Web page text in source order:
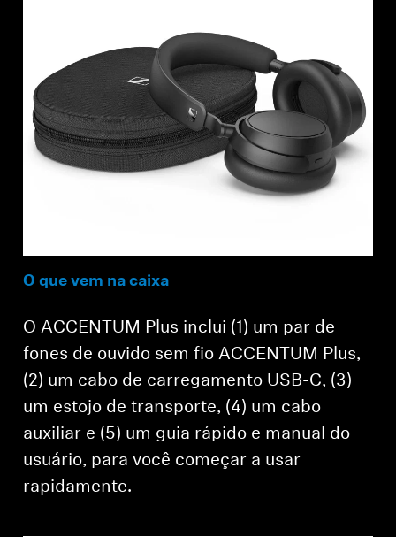
O que vem na caixa
O ACCENTUM Plus inclui (1) um par de
fones de ouvido sem fio ACCENTUM Plus,
(2) um cabo de carregamento USB-C, (3)
um estojo de transporte, (4) um cabo
auxiliar e (5) um guia rápido e manual do
usuário, para você começar a usar
rapidamente.